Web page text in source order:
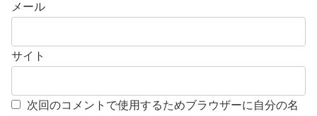
メール
サイト
次回のコメントで使用するためブラウザーに自分の名